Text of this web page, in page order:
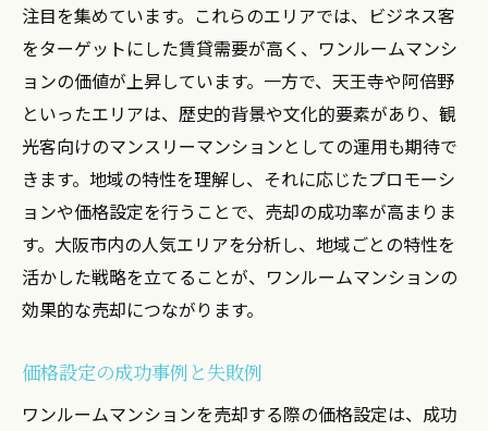
学区や教育施設が売却に与える影響
京都の不動産市場におけるエコロジーの重
要性
神戸でワンルームマンションを最大限に活用す
る売却戦略
神戸の海沿いエリアとその魅力
商業施設の利便性を売却にどう活かすか
神戸の住環境と不動産の相関性
地震対策と安全性がもたらす売却価値
神戸の外国人居住者市場をターゲットにす
るメリット
注目を集めています。これらのエリアでは、ビジネス客
をターゲットにした賃貸需要が高く、ワンルームマンシ
ョンの価値が上昇しています。一方で、天王寺や阿倍野
といったエリアは、歴史的背景や文化的要素があり、観
光客向けのマンスリーマンションとしての運用も期待で
きます。地域の特性を理解し、それに応じたプロモーシ
ョンや価格設定を行うことで、売却の成功率が高まりま
す。大阪市内の人気エリアを分析し、地域ごとの特性を
活かした戦略を立てることが、ワンルームマンションの
効果的な売却につながります。
価格設定の成功事例と失敗例
ワンルームマンションを売却する際の価格設定は、成功